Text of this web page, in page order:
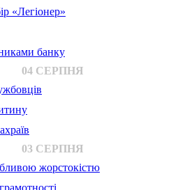
«Легіонер»
банку
04 СЕРПНЯ
03 СЕРПНЯ
жорстокістю